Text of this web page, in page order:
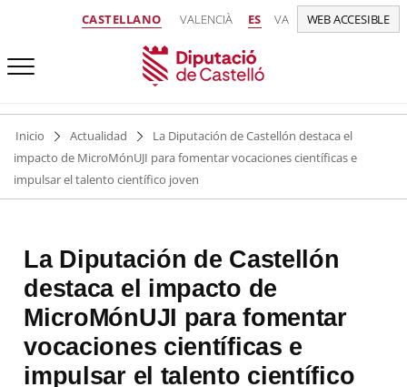
CASTELLANO VALENCIÀ ES VA WEB ACCESIBLE
Inicio Actualidad
La Diputación de Castellón destaca el
impacto de MicroMónUJI para fomentar vocaciones científicas e
impulsar el talento científico joven
La Diputación de Castellón
destaca el impacto de
MicroMónUJI para fomentar
vocaciones científicas e
impulsar el talento científico